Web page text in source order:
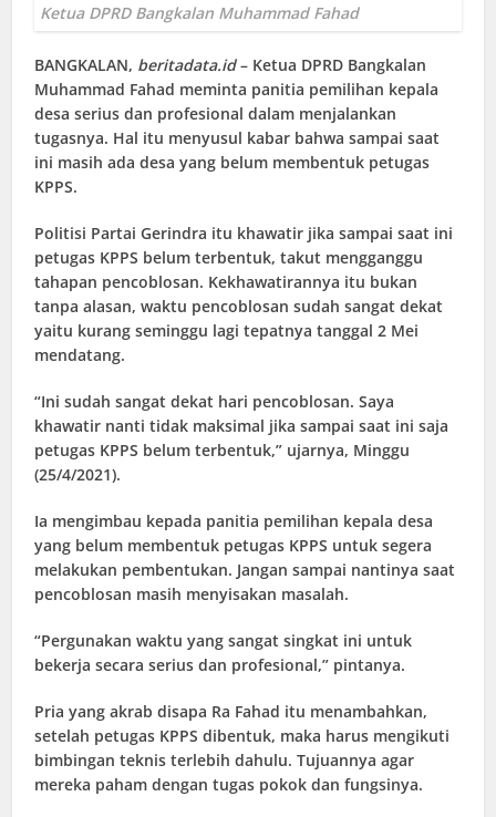
Ketua DPRD Bangkalan Muhammad Fahad
BANGKALAN, beritadata.id– Ketua DPRD Bangkalan
Muhammad Fahad meminta panitia pemilihan kepala
desa serius dan profesional dalam menjalankan
tugasnya. Hal itu menyusul kabar bahwa sampai saat
ini masih ada desa yang belum membentuk petugas
KPPS.
Politisi Partai Gerindra itu khawatir jika sampai saat ini
petugas KPPS belum terbentuk, takut mengganggu
tahapan pencoblosan. Kekhawatirannya itu bukan
tanpa alasan, waktu pencoblosan sudah sangat dekat
yaitu kurang seminggu lagi tepatnya tanggal 2 Mei
mendatang.
“Ini sudah sangat dekat hari pencoblosan. Saya
khawatir nanti tidak maksimal jika sampai saat ini saja
petugas KPPS belum terbentuk,” ujarnya, Minggu
(25/4/2021).
Ia mengimbau kepada panitia pemilihan kepala desa
yang belum membentuk petugas KPPS untuk segera
melakukan pembentukan. Jangan sampai nantinya saat
pencoblosan masih menyisakan masalah.
“Pergunakan waktu yang sangat singkat ini untuk
bekerja secara serius dan profesional,” pintanya.
Pria yang akrab disapa Ra Fahad itu menambahkan,
setelah petugas KPPS dibentuk, maka harus mengikuti
bimbingan teknis terlebih dahulu. Tujuannya agar
mereka paham dengan tugas pokok dan fungsinya.